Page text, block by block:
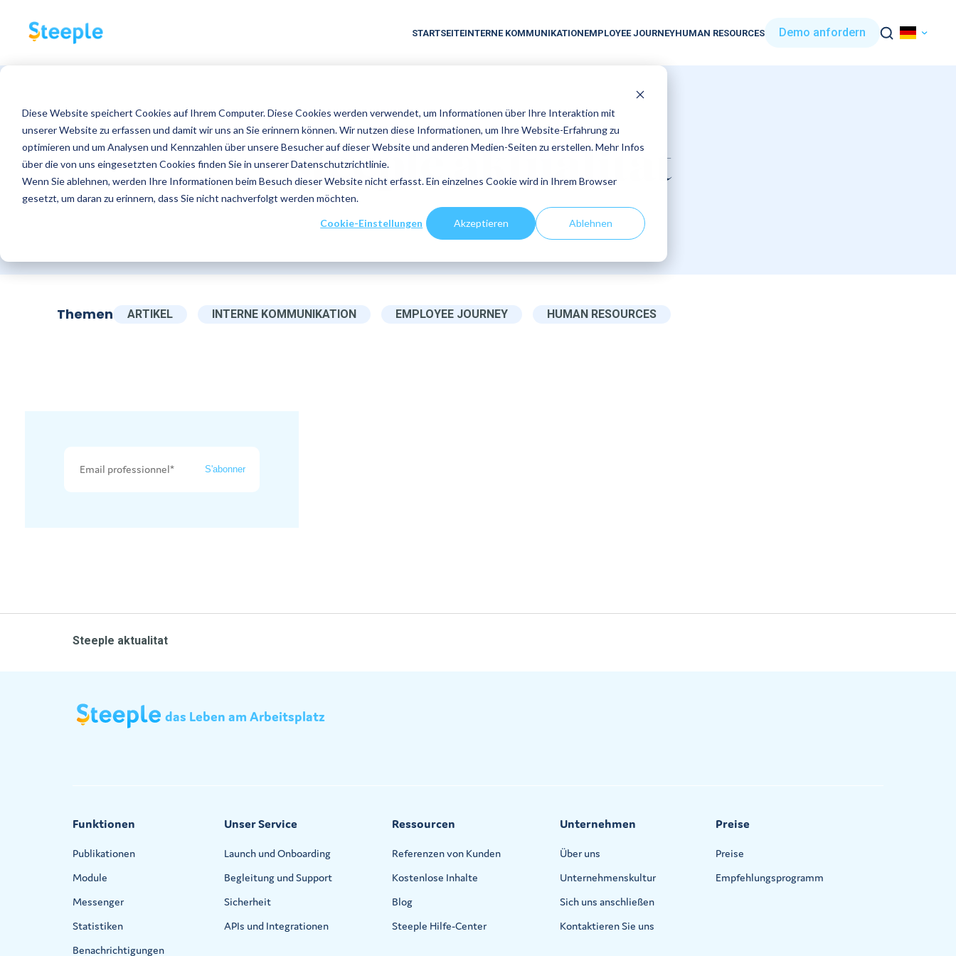
Diese Website speichert Cookies auf Ihrem Computer. Diese Cookies werden verwendet, um Informationen über Ihre Interaktion mit
unserer Website zu erfassen und damit wir uns an Sie erinnern können. Wir nutzen diese Informationen, um Ihre Website-Erfahrung zu
optimieren und um Analysen und Kennzahlen über unsere Besucher auf dieser Website und anderen Medien-Seiten zu erstellen. Mehr Infos
über die von uns eingesetzten Cookies finden Sie in unserer Datenschutzrichtlinie.
Wenn Sie ablehnen, werden Ihre Informationen beim Besuch dieser Website nicht erfasst. Ein einzelnes Cookie wird in Ihrem Browser
gesetzt, um daran zu erinnern, dass Sie nicht nachverfolgt werden möchten.
Cookie-Einstellungen Akzeptieren Ablehnen
STARTSEITEINTERNE KOMMUNIKATIONEMPLOYEE JOURNEYHUMAN RESOURCES Demo anfordern
Steeple aktualitat
Themen ARTIKEL INTERNE KOMMUNIKATION EMPLOYEE JOURNEY HUMAN RESOURCES
Steeple aktualitat
das Leben am Arbeitsplatz
Funktionen
Publikationen
Module
Messenger
Statistiken
Benachrichtigungen
Unser Service
Launch und Onboarding
Begleitung und Support
Sicherheit
APIs und Integrationen
Ressourcen
Referenzen von Kunden
Kostenlose Inhalte
Blog
Steeple Hilfe-Center
Unternehmen
Über uns
Unternehmenskultur
Sich uns anschließen
Kontaktieren Sie uns
Preise
Preise
Empfehlungsprogramm